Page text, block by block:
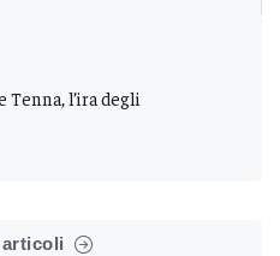
Tenna, l’ira degli